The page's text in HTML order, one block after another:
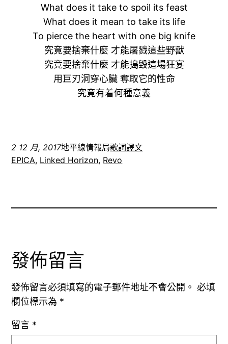
What does it take to spoil its feast
What does it mean to take its life
To pierce the heart with one big knife
究竟要捨棄什麼 才能屠戮這些野獸
究竟要捨棄什麼 才能搗毀這場狂宴
用巨刃洞穿心臟 奪取它的性命
究竟有着何種意義
2 12 月, 2017地平線情報局歌詞譯文
EPICA, Linked Horizon, Revo
發佈留言
發佈留言必須填寫的電子郵件地址不會公開。 必填
欄位標示為 *
留言 *